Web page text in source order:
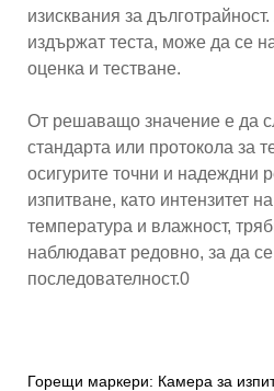
изисквания за
издържат теста, може да се
оценка и тестване.
От решаващо значение е да
стандарта или протокола за
осигурите точни и надеждни
изпитване, като интензитет
температура и влажност,
наблюдават редовно, за да се
последователност.0
Горещи маркери: Камера за